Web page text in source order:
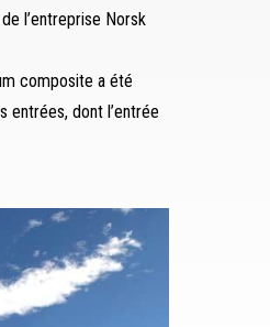
l’entreprise Norsk
composite a été
entrées, dont l’entrée